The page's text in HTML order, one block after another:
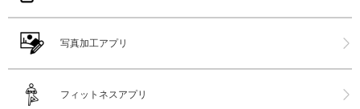
写真加工アプリ
フィットネスアプリ